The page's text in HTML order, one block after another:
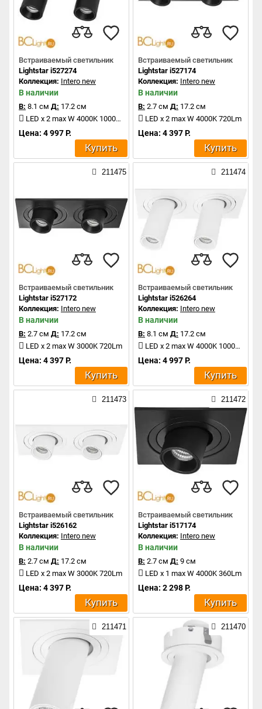
Встраиваемый светильник
Lightstar i527274
Коллекция: Intero new
В наличии
В: 8.1 см Д: 17.2 см
LED x 2 max W 4000K 1000Lm
Цена: 4 997 Р.
Купить
Встраиваемый светильник
Lightstar i527174
Коллекция: Intero new
В наличии
В: 2.7 см Д: 17.2 см
LED x 2 max W 4000K 720Lm
Цена: 4 397 Р.
Купить
211475
Встраиваемый светильник
Lightstar i527172
Коллекция: Intero new
В наличии
В: 2.7 см Д: 17.2 см
LED x 2 max W 3000K 720Lm
Цена: 4 397 Р.
Купить
211474
Встраиваемый светильник
Lightstar i526264
Коллекция: Intero new
В наличии
В: 8.1 см Д: 17.2 см
LED x 2 max W 4000K 1000Lm
Цена: 4 997 Р.
Купить
211473
Встраиваемый светильник
Lightstar i526162
Коллекция: Intero new
В наличии
В: 2.7 см Д: 17.2 см
LED x 2 max W 3000K 720Lm
Цена: 4 397 Р.
Купить
211472
Встраиваемый светильник
Lightstar i517174
Коллекция: Intero new
В наличии
В: 2.7 см Д: 9 см
LED x 1 max W 4000K 360Lm
Цена: 2 298 Р.
Купить
211471 211470